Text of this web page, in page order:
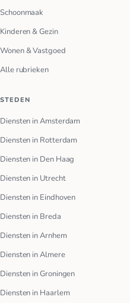
Schoonmaak
Kinderen & Gezin
Wonen & Vastgoed
Alle rubrieken
STEDEN
Diensten in Amsterdam
Diensten in Rotterdam
Diensten in Den Haag
Diensten in Utrecht
Diensten in Eindhoven
Diensten in Breda
Diensten in Arnhem
Diensten in Almere
Diensten in Groningen
Diensten in Haarlem